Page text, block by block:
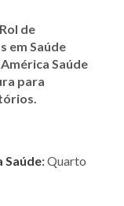
de
em Saúde
Saúde
para
Saúde:Quarto